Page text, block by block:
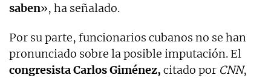
saben», ha señalado.
Por su parte, funcionarios cubanos no se han
pronunciado sobre la posible imputación. El
congresista Carlos Giménez, citado por CNN,